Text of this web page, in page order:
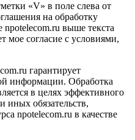
«V» в поле слева от
на обработку
выше текста
мое согласие с условиями,
гарантирует
информации. Обработка
в целях эффективного
иных обязательств,
npotelecom.ru в качестве